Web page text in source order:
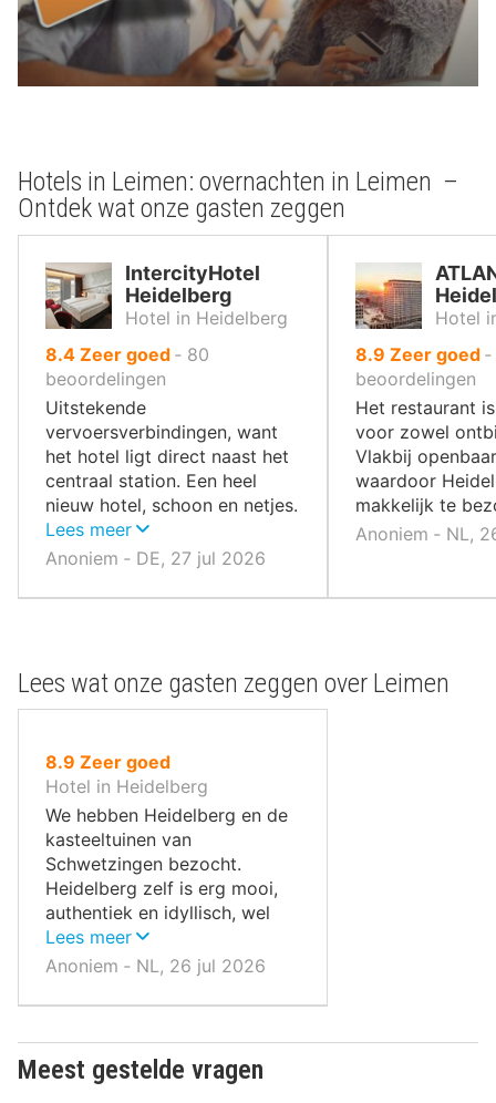
Hotels in Leimen: overnachten in Leimen –
Ontdek wat onze gasten zeggen
IntercityHotel
Heidelberg
Hotel in Heidelberg
8.4uit
10
,
Zeer goed ‐ 80
beoordelingen
Uitstekende
vervoersverbindingen, want
het hotel ligt direct naast het
centraal station. Een heel
nieuw hotel, schoon en netjes.
Het personeel was erg
vriendelijk – ik zou er graag
Lees meer
Anoniem ‐ DE, 27 jul 2026
Hotel
8.9 uit
10
Zeer goed ‐
beoordelingen
Het restaurant
voor zowel
Vlakbij
waardoor
makkelijk te
Anoniem ‐ NL,
Lees wat onze gasten zeggen over Leimen
8.9 uit
10
,
Zeer goed
Hotel in Heidelberg
We hebben Heidelberg en de
kasteeltuinen van
Schwetzingen bezocht.
Heidelberg zelf is erg mooi,
authentiek en idyllisch, wel
goed op toerisme ingesteld.
Lees meer
Anoniem ‐ NL, 26 jul 2026
Meest gestelde vragen